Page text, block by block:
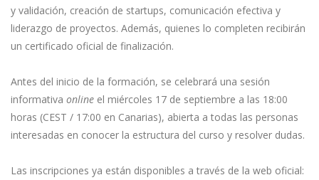
y validación, creación de startups, comunicación efectiva y
liderazgo de proyectos. Además, quienes lo completen recibirán
un certificado oficial de finalización.
Antes del inicio de la formación, se celebrará una sesión
informativa online el miércoles 17 de septiembre a las 18:00
horas (CEST / 17:00 en Canarias), abierta a todas las personas
interesadas en conocer la estructura del curso y resolver dudas.
Las inscripciones ya están disponibles a través de la web oficial: